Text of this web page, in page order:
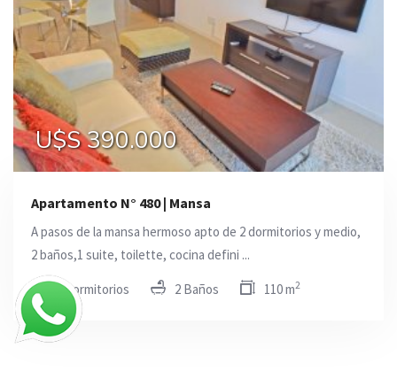
U$S 390.000
Apartamento N° 480 | Mansa
A pasos de la mansa hermoso apto de 2 dormitorios y medio,
2 baños,1 suite, toilette, cocina defini ...
2 Dormitorios 2 Baños 110 m2